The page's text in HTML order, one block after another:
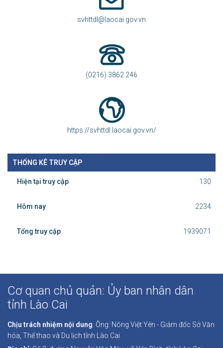
svhttdl@laocai.gov.vn
(0216) 3862.246
https://svhttdl.laocai.gov.vn/
THỐNG KÊ TRUY CẬP
Hiện tại truy cập 130
Hôm nay 2234
Tổng truy cập 1939071
Cơ quan chủ quản: Ủy ban nhân dân
tỉnh Lào Cai
Chịu trách nhiệm nội dung: Ông: Nông Việt Yên - Giám đốc Sở Văn
hóa, Thể thao và Du lịch tỉnh Lào Cai